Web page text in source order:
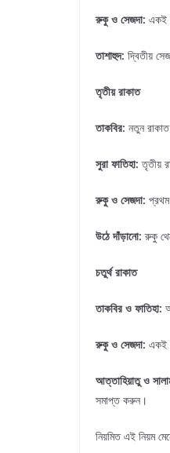
রুকু ও সেজদা: একই
তাশাহুদ: দ্বিতীয়
তৃতীয় রাকাত
তাকবির: নতুন
সুরা ফাতিহা: তৃতীয়
রুকু ও সেজদা:
উঠে দাঁড়ানো: রুকু
চতুর্থ রাকাত
তাকবির ও ফাতিহা:
রুকু ও সেজদা: একই
আত্তাহিয়াতু ও
সমাপ্ত করুন।
নিয়মিত এই নিয়ম